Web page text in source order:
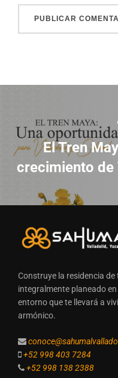
El Tren
crecimiento de
Construye la residencia
integralmente planeado
entorno que te llevará a
armónico.
+52 998 403 7284
+52 998 138 2388